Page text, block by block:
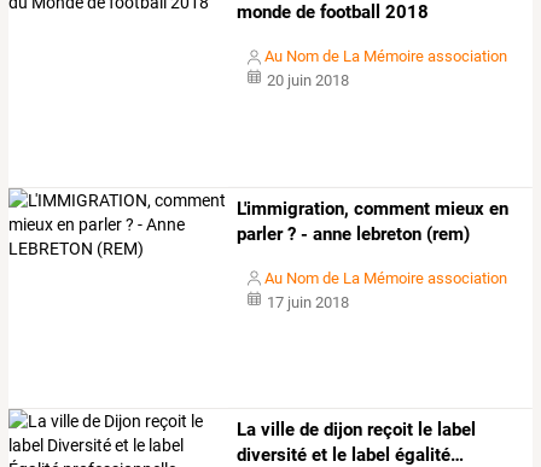
monde de football 2018
Au Nom de La Mémoire association
20 juin 2018
L'immigration, comment mieux en
parler ? - anne lebreton (rem)
Au Nom de La Mémoire association
17 juin 2018
La ville de dijon reçoit le label
diversité et le label égalité…